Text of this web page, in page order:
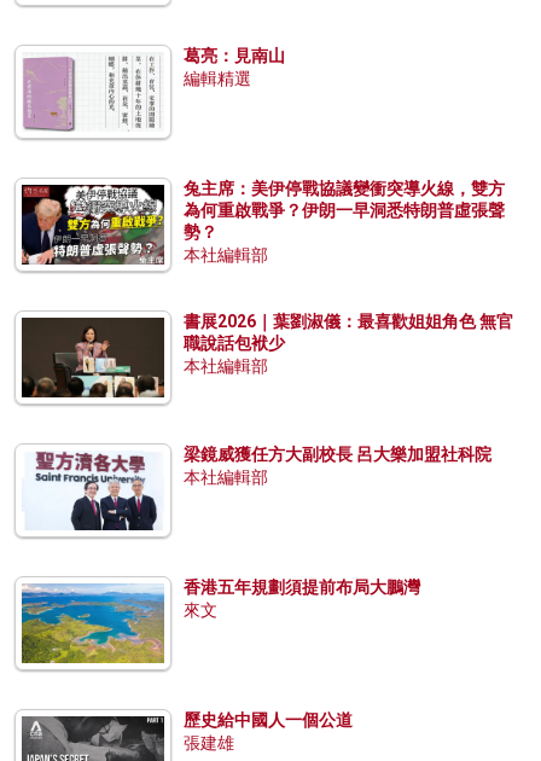
葛亮：見南山
編輯精選
兔主席：美伊停戰協議變衝突導火線，雙方
為何重啟戰爭？伊朗一早洞悉特朗普虛張聲
勢？
本社編輯部
書展2026｜葉劉淑儀：最喜歡姐姐角色 無官
職說話包袱少
本社編輯部
梁鏡威獲任方大副校長 呂大樂加盟社科院
本社編輯部
香港五年規劃須提前布局大鵬灣
來文
歷史給中國人一個公道
張建雄